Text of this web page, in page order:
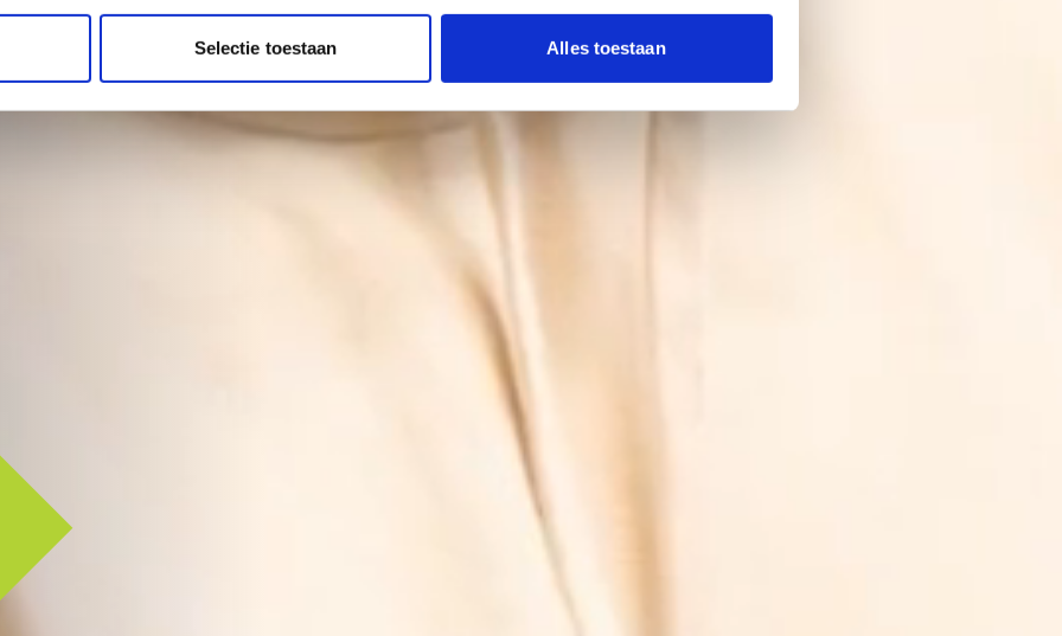
Selectie toestaan Alles toestaan
Financiering